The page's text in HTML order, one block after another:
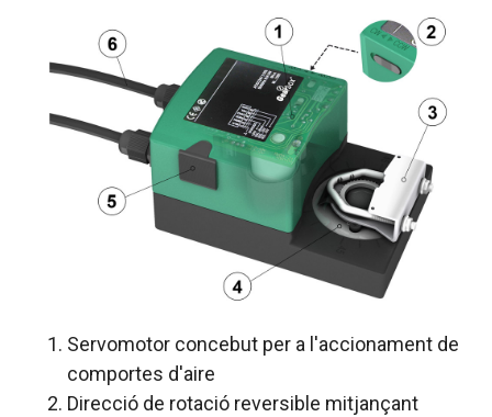
Servomotor concebut per a l'accionament de
comportes d'aire
Direcció de rotació reversible mitjançant